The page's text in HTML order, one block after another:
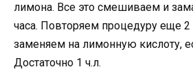
лимона. Все это смешиваем и
часа. Повторяем процедуру еще
заменяем на лимонную кислоту,
Достаточно 1 ч.л.